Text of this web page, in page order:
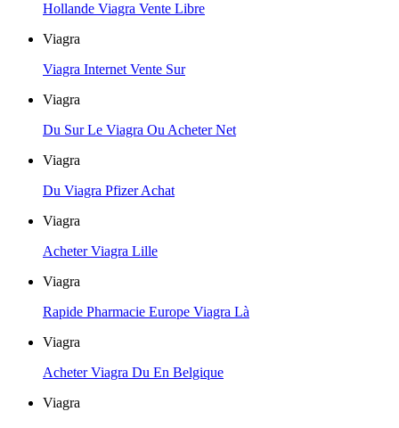
Hollande Viagra Vente Libre
Viagra
Viagra Internet Vente Sur
Viagra
Du Sur Le Viagra Ou Acheter Net
Viagra
Du Viagra Pfizer Achat
Viagra
Acheter Viagra Lille
Viagra
Rapide Pharmacie Europe Viagra Là
Viagra
Acheter Viagra Du En Belgique
Viagra